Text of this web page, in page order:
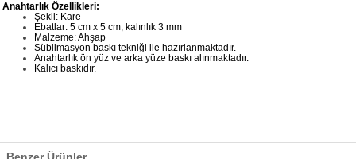
Anahtarlık Özellikleri:
Şekil: Kare
Ebatlar: 5 cm x 5 cm, kalınlık 3 mm
Malzeme: Ahşap
Süblimasyon baskı tekniği ile hazırlanmaktadır.
Anahtarlık ön yüz ve arka yüze baskı alınmaktadır.
Kalıcı baskıdır.